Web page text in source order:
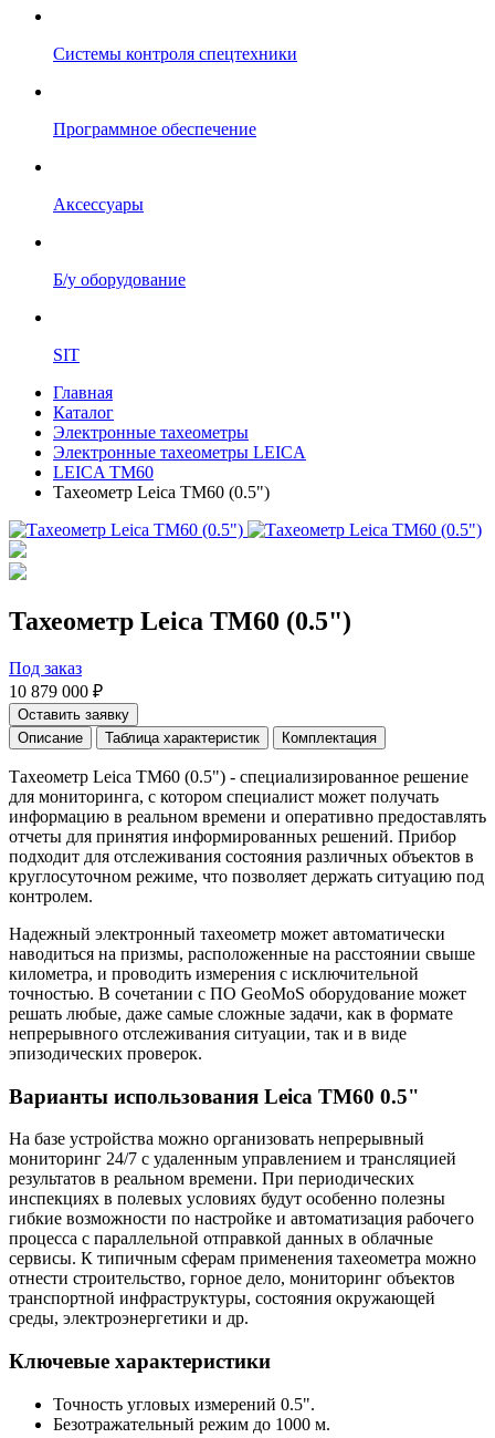
Системы контроля спецтехники
Программное обеспечение
Аксессуары
Б/у оборудование
SIT
Главная
Каталог
Электронные тахеометры
Электронные тахеометры LEICA
LEICA TM60
Тахеометр Leica TM60 (0.5")
Тахеометр Leica TM60 (0.5")
Под заказ
10 879 000 ₽
Оставить заявку
Описание
Таблица характеристик Комплектация
Тахеометр Leica TM60 (0.5") - специализированное решение
для мониторинга, с котором специалист может получать
информацию в реальном времени и оперативно предоставлять
отчеты для принятия информированных решений. Прибор
подходит для отслеживания состояния различных объектов в
круглосуточном режиме, что позволяет держать ситуацию под
контролем.
Надежный электронный тахеометр может автоматически
наводиться на призмы, расположенные на расстоянии свыше
километра, и проводить измерения с исключительной
точностью. В сочетании с ПО GeoMoS оборудование может
решать любые, даже самые сложные задачи, как в формате
непрерывного отслеживания ситуации, так и в виде
эпизодических проверок.
Варианты использования Leica TM60 0.5"
На базе устройства можно организовать непрерывный
мониторинг 24/7 с удаленным управлением и трансляцией
результатов в реальном времени. При периодических
инспекциях в полевых условиях будут особенно полезны
гибкие возможности по настройке и автоматизация рабочего
процесса с параллельной отправкой данных в облачные
сервисы. К типичным сферам применения тахеометра можно
отнести строительство, горное дело, мониторинг объектов
транспортной инфраструктуры, состояния окружающей
среды, электроэнергетики и др.
Ключевые характеристики
Точность угловых измерений 0.5".
Безотражательный режим до 1000 м.